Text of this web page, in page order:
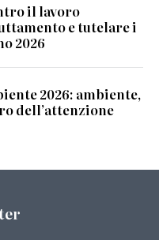
il lavoro
e tutelare i
2026
2026: ambiente,
dell’attenzione